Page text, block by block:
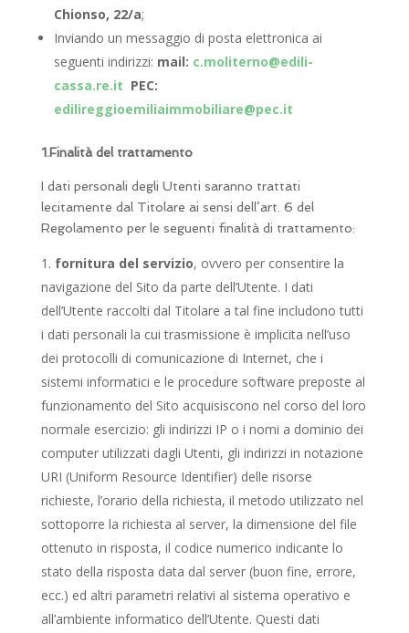
Chionso, 22/a;
Inviando un messaggio di posta elettronica ai
seguenti indirizzi: mail: c.moliterno@edili-
cassa.re.it PEC:
edilireggioemiliaimmobiliare@pec.it
1.Finalità del trattamento
I dati personali degli Utenti saranno trattati
lecitamente dal Titolare ai sensi dell’art. 6 del
Regolamento per le seguenti finalità di trattamento:
fornitura del servizio, ovvero per consentire la
navigazione del Sito da parte dell’Utente. I dati
dell’Utente raccolti dal Titolare a tal fine includono tutti
i dati personali la cui trasmissione è implicita nell’uso
dei protocolli di comunicazione di Internet, che i
sistemi informatici e le procedure software preposte al
funzionamento del Sito acquisiscono nel corso del loro
normale esercizio: gli indirizzi IP o i nomi a dominio dei
computer utilizzati dagli Utenti, gli indirizzi in notazione
URI (Uniform Resource Identifier) delle risorse
richieste, l’orario della richiesta, il metodo utilizzato nel
sottoporre la richiesta al server, la dimensione del file
ottenuto in risposta, il codice numerico indicante lo
stato della risposta data dal server (buon fine, errore,
ecc.) ed altri parametri relativi al sistema operativo e
all’ambiente informatico dell’Utente. Questi dati